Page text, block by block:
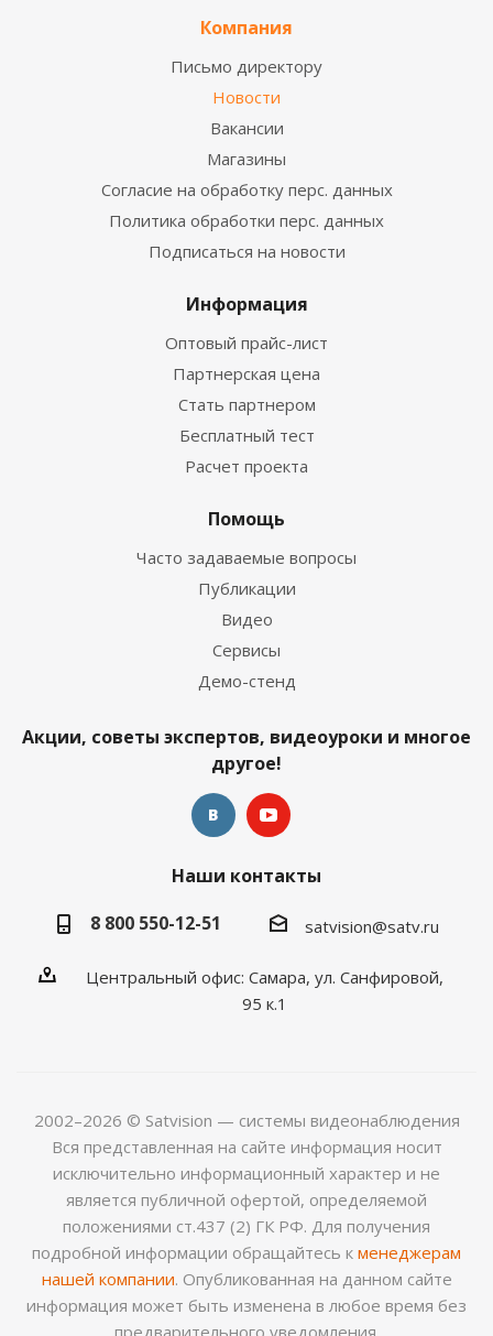
Компания
Письмо директору
Новости
Вакансии
Магазины
Согласие на обработку перс. данных
Политика обработки перс. данных
Подписаться на новости
Информация
Оптовый прайс-лист
Партнерская цена
Стать партнером
Бесплатный тест
Расчет проекта
Помощь
Часто задаваемые вопросы
Публикации
Видео
Сервисы
Демо-стенд
Акции, советы экспертов, видеоуроки и многое
другое!
Наши контакты
8 800 550-12-51
satvision@satv.ru
Центральный офис: Самара, ул. Санфировой,
95 к.1
2002–2026 © Satvision — системы видеонаблюдения
Вся представленная на сайте информация носит
исключительно информационный характер и не
является публичной офертой, определяемой
положениями ст.437 (2) ГК РФ. Для получения
подробной информации обращайтесь к менеджерам
нашей компании. Опубликованная на данном сайте
информация может быть изменена в любое время без
предварительного уведомления.